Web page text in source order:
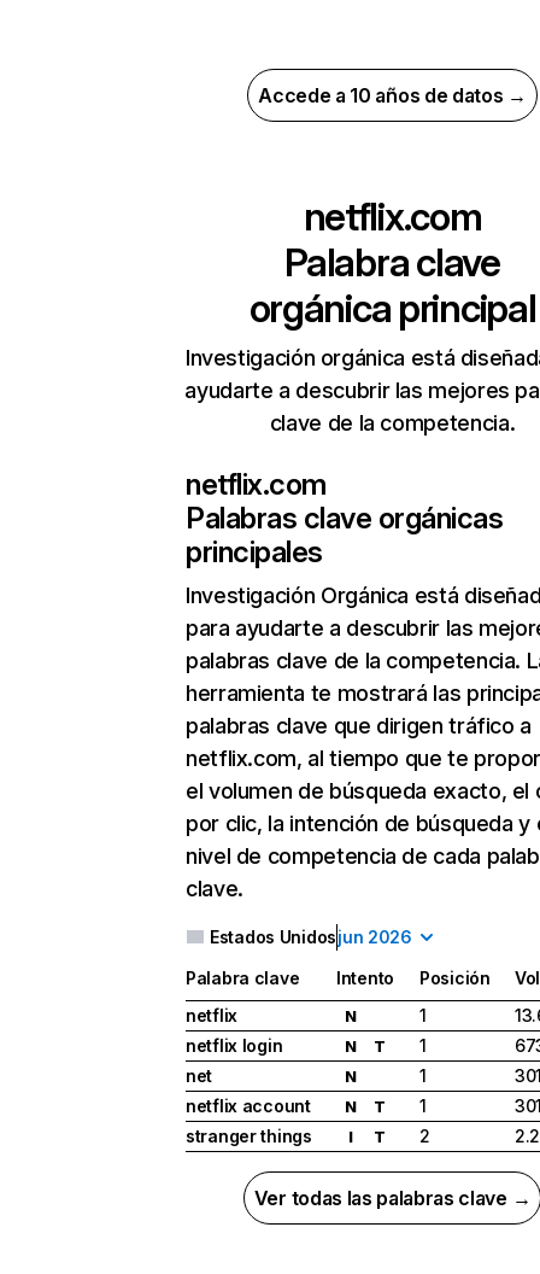
Accede a 10 años de datos →
netflix.com
Palabra clave
orgánica principal
Investigación orgánica está
ayudarte a descubrir las mejores
clave de la competencia.
netflix.com
Palabras clave orgánicas
principales
Investigación Orgánica está
para ayudarte a descubrir las
palabras clave de la competencia.
herramienta te mostrará las
palabras clave que dirigen tráfico a
netflix.com, al tiempo que te
el volumen de búsqueda exacto, el
por clic, la intención de búsqueda y
nivel de competencia de cada
clave.
Estados Unidosjun 2026
Palabra clave Intento Posición
netflix
N 1
netflix login
N T 1
net
N 1
netflix account
N T 1
stranger things
I T 2
Ver todas las palabras clave →